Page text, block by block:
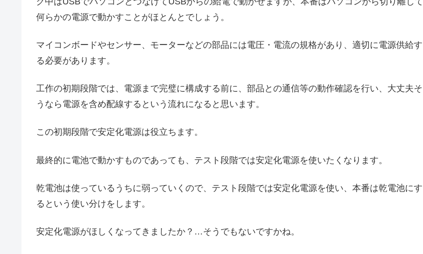
何らかの電源で動かすことがほとんとでしょう。
マイコンボードやセンサー、モーターなどの部品には電圧・電流の規格があり、適切に電源供給す
る必要があります。
工作の初期段階では、電源まで完璧に構成する前に、部品との通信等の動作確認を行い、大丈夫そ
うなら電源を含め配線するという流れになると思います。
この初期段階で安定化電源は役立ちます。
最終的に電池で動かすものであっても、テスト段階では安定化電源を使いたくなります。
乾電池は使っているうちに弱っていくので、テスト段階では安定化電源を使い、本番は乾電池にす
るという使い分けをします。
安定化電源がほしくなってきましたか？…そうでもないですかね。